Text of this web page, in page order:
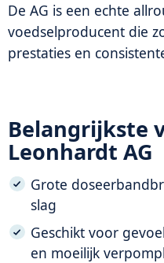
De AG is een echte
voedselproducent die
prestaties en
Belangrijkste
Leonhardt AG
Grote
slag
Geschikt voor
en moeilijk